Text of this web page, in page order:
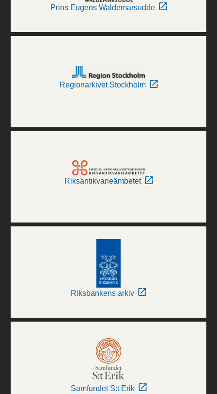
Prins Eugens Waldemarsudde
Regionarkivet Stockholm
Riksantikvarieämbetet
Riksbankens arkiv
Samfundet S:t Erik